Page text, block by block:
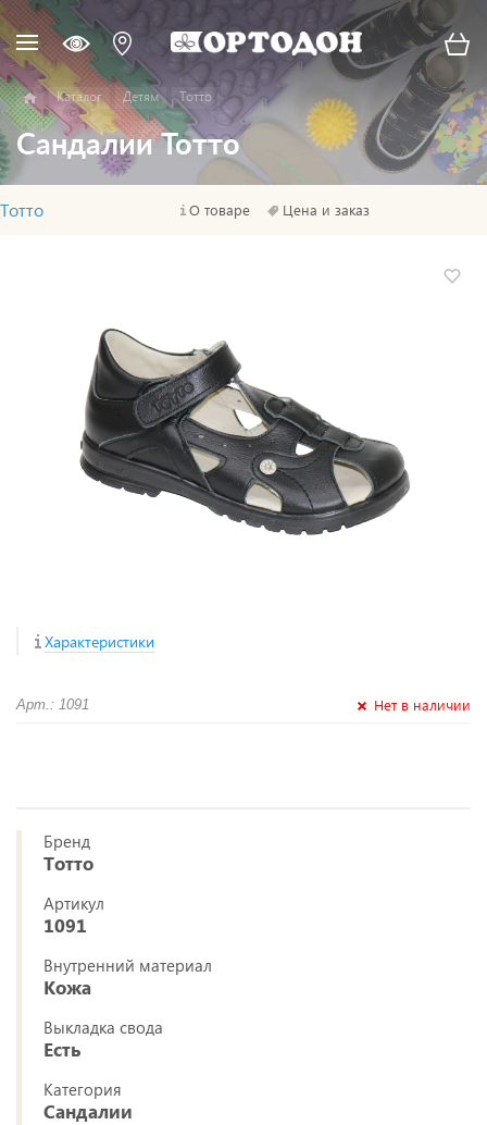
Каталог Детям Тотто
Сандалии Тотто
Тотто О товаре Цена и заказ
Характеристики
Арт.: 1091 Нет в наличии
Бренд
Тотто
Артикул
1091
Внутренний материал
Кожа
Выкладка свода
Есть
Категория
Сандалии